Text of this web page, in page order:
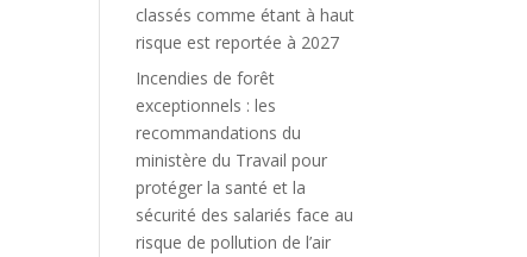
classés comme étant à haut
risque est reportée à 2027
Incendies de forêt
exceptionnels : les
recommandations du
ministère du Travail pour
protéger la santé et la
sécurité des salariés face au
risque de pollution de l’air